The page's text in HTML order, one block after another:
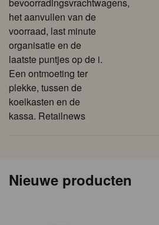
het aanvullen van de
voorraad, last minute
organisatie en de
laatste puntjes op de i.
Een ontmoeting ter
plekke, tussen de
koelkasten en de
kassa. Retailnews
Nieuwe producten